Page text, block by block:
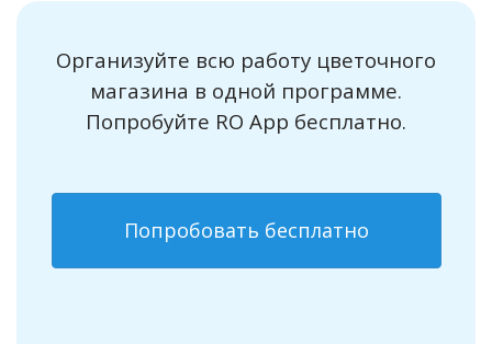
Организуйте всю работу цветочного
магазина в одной программе.
Попробуйте RO App бесплатно.
Попробовать бесплатно